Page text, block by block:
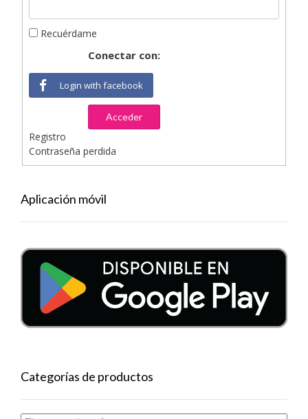
Recuérdame
Conectar con:
Login with facebook
Acceder
Registro
Contraseña perdida
Aplicación móvil
Categorías de productos